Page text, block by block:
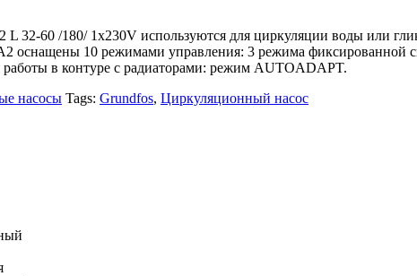
32-60 /180/ 1x230V используются для циркуляции воды или
оснащены 10 режимами управления: 3 режима фиксированной
в контуре с радиаторами: режим AUTOADAPT.
насосы Tags: Grundfos, Циркуляционный насос